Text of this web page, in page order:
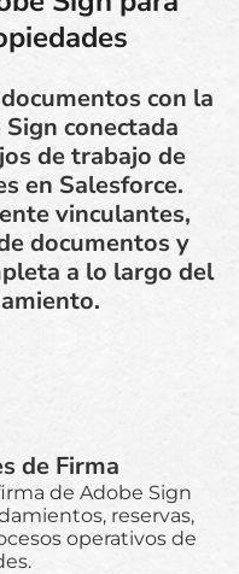
con la
conectada
de trabajo de
en Salesforce.
vinculantes,
documentos y
a lo largo del
de Firma
de Adobe Sign
reservas,
operativos de